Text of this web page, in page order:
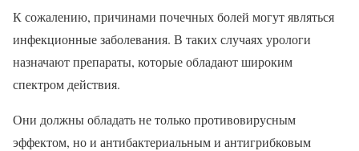
К сожалению, причинами почечных болей могут являться
инфекционные заболевания. В таких случаях урологи
назначают препараты, которые обладают широким
спектром действия.
Они должны обладать не только противовирусным
эффектом, но и антибактериальным и антигрибковым